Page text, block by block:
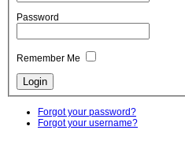
Password
Remember Me
Forgot your password?
Forgot your username?